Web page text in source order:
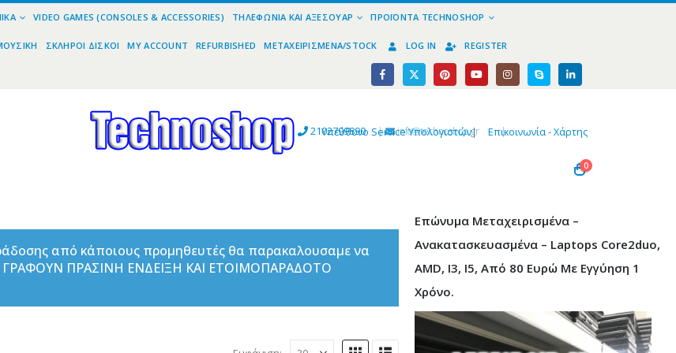
VIDEO GAMES (CONSOLES & ACCESSORIES) ΤΗΛΕΦΩΝΊΑ ΚΑΙ ΑΞΕΣΟΥΆΡ ΠΡΟΪΌΝΤΑ TECHNOSHOP
ΣΚΛΗΡΟΊ ΔΊΣΚΟΙ MY ACCOUNT REFURBISHED ΜΕΤΑΧΕΙΡΙΣΜΈΝΑ/STOCK LOG IN REGISTER
2102799890 | info@technoshop,gr |
Υπεύθυνο Service Υπολογιστών| Επικοινωνία - Χάρτης
0
από κάποιους προμηθευτές θα παρακαλουσαμε να
ΠΡΑΣΙΝΗ ΕΝΔΕΙΞΗ ΚΑΙ ΕΤΟΙΜΟΠΑΡΑΔΟΤΟ
Επώνυμα Μεταχειρισμένα –
Ανακατασκευασμένα – Laptops Core2duo,
AMD, I3, I5, Από 80 Ευρώ Με Εγγύηση 1
Χρόνο.